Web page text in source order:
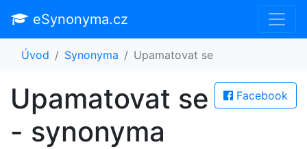
eSynonyma.cz
Úvod Synonyma Upamatovat se
Facebook
Upamatovat se
- synonyma